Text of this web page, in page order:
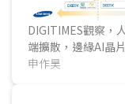
DIGITIMES觀察，
端擴散，邊緣AI晶
功耗控制等議題取
申作昊